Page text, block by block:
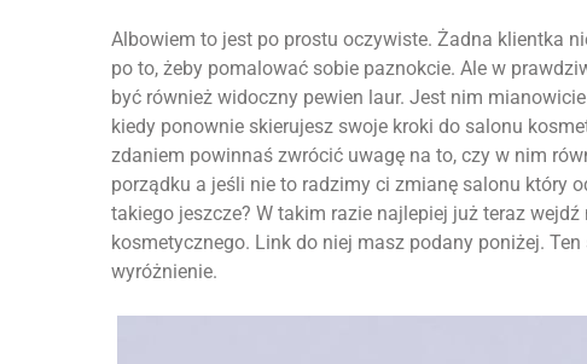
Albowiem to jest po prostu oczywiste. Żadna klientka
po to, żeby pomalować sobie paznokcie. Ale w
być również widoczny pewien laur. Jest nim
kiedy ponownie skierujesz swoje kroki do salonu
zdaniem powinnaś zwrócić uwagę na to, czy w nim
porządku a jeśli nie to radzimy ci zmianę salonu który
takiego jeszcze? W takim razie najlepiej już teraz
kosmetycznego. Link do niej masz podany poniżej.
wyróżnienie.